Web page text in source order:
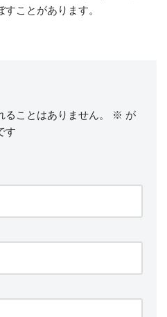
ことがあります。
ことはありません。 ※ が
す